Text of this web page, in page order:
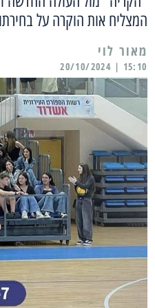
המצליח אות הוקרה על
מאור לוי
15:10 | 20/10/2024